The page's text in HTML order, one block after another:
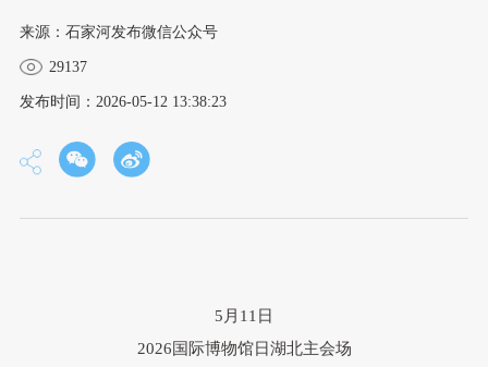
来源：石家河发布微信公众号
29137
发布时间：2026-05-12 13:38:23
5 月 11 日
2026 国际博物馆日湖北主会场